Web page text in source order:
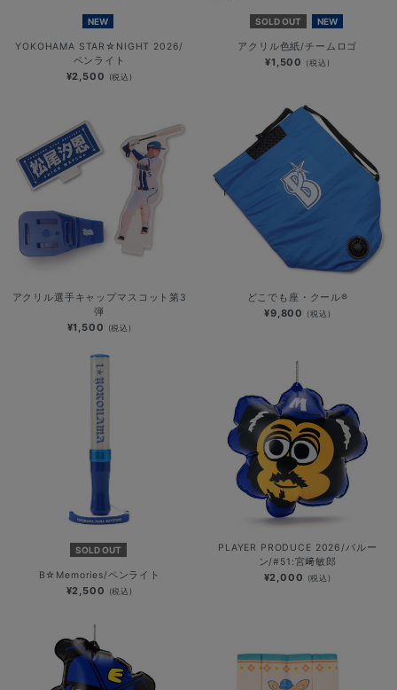
NEW
YOKOHAMA STAR☆NIGHT 2026/
ペンライト
¥2,500 (税込)
SOLD OUT NEW
アクリル色紙/チームロゴ
¥1,500 (税込)
アクリル選手キャップマスコット第3
弾
¥1,500 (税込)
どこでも座・クール®
¥9,800 (税込)
SOLD OUT
B☆Memories/ペンライト
¥2,500 (税込)
PLAYER PRODUCE 2026/バルー
ン/#51:宮﨑敏郎
¥2,000 (税込)